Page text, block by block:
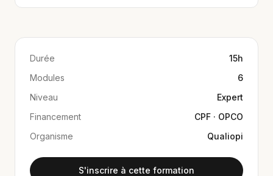
Durée
15h
Modules
6
Niveau
Expert
Financement
CPF · OPCO
Organisme
Qualiopi
S'inscrire à cette formation